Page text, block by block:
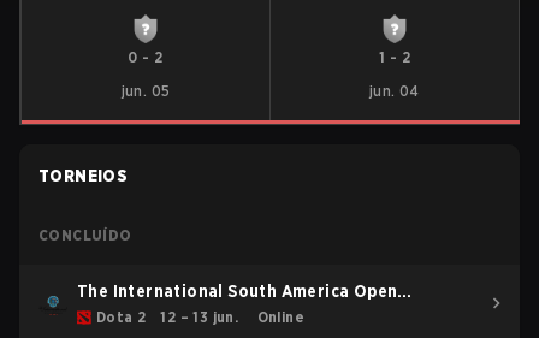
0 - 2
jun. 05
1 - 2
jun. 04
TORNEIOS
CONCLUÍDO
The International South America Open
Qualifier 2
Dota 2 12 – 13 jun. Online